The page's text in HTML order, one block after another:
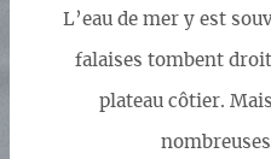
L’eau de mer y est
falaises tombent
plateau côtier.